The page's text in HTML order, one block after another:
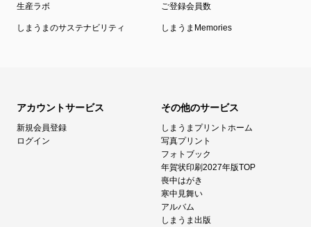
生産ラボ ご登録会員数
しまうまのサステナビリティ しまうまMemories
アカウントサービス
新規会員登録
ログイン
その他のサービス
しまうまプリントホーム
写真プリント
フォトブック
年賀状印刷2027年版TOP
喪中はがき
寒中見舞い
アルバム
しまうま出版